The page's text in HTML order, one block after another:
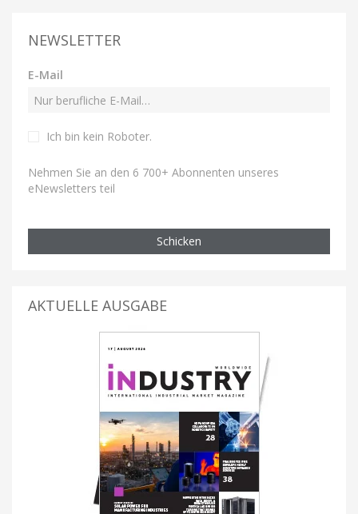
NEWSLETTER
E-Mail
Ich bin kein Roboter.
Nehmen Sie an den 6 700+ Abonnenten unseres
eNewsletters teil
Schicken
AKTUELLE AUSGABE